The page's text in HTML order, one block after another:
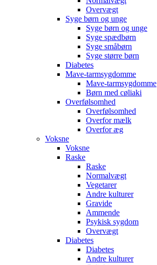
Overvægt
Syge børn og unge
Syge børn og unge
Syge spædbørn
Syge småbørn
Syge større børn
Diabetes
Mave-tarmsygdomme
Mave-tarmsygdomme
Børn med cøliaki
Overfølsomhed
Overfølsomhed
Overfor mælk
Overfor æg
Voksne
Voksne
Raske
Raske
Normalvægt
Vegetarer
Andre kulturer
Gravide
Ammende
Psykisk sygdom
Overvægt
Diabetes
Diabetes
Andre kulturer